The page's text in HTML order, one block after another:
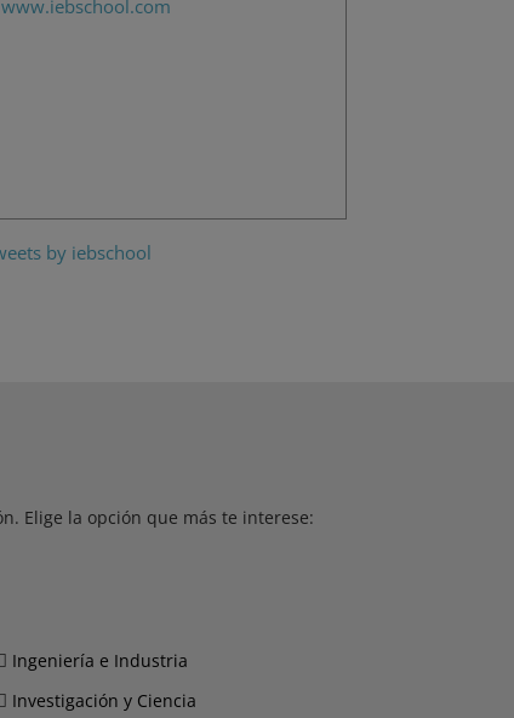
www.iebschool.com
by iebschool
Elige la opción que más te interese:
Ingeniería e Industria
Investigación y Ciencia